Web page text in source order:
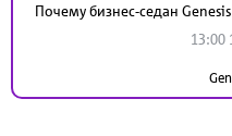
Почему бизнес-седан
13:00